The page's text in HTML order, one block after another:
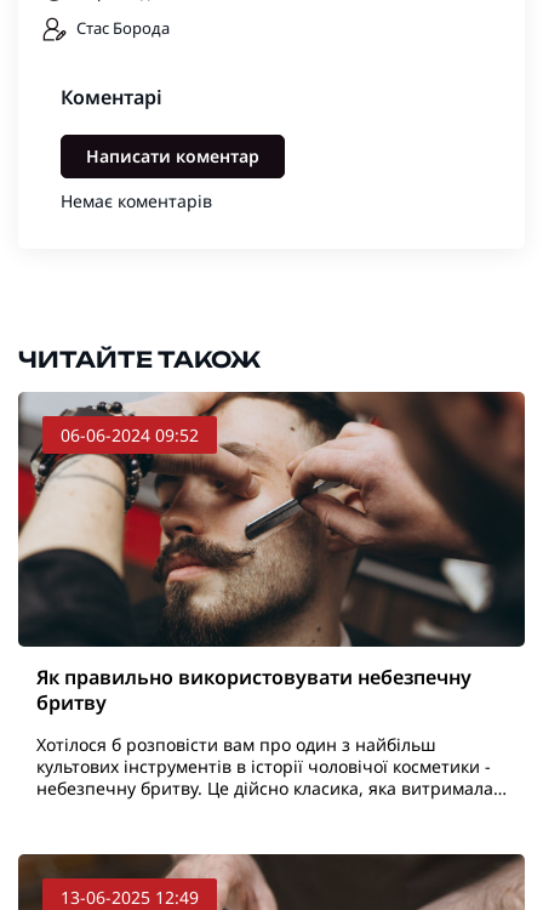
Стас Борода
Коментарі
Написати коментар
Немає коментарів
ЧИТАЙТЕ ТАКОЖ
06-06-2024 09:52
Як правильно використовувати небезпечну
бритву
Хотілося б розповісти вам про один з найбільш
культових інструментів в історії чоловічої косметики -
небезпечну бритву. Це дійсно класика, яка витримала
13-06-2025 12:49